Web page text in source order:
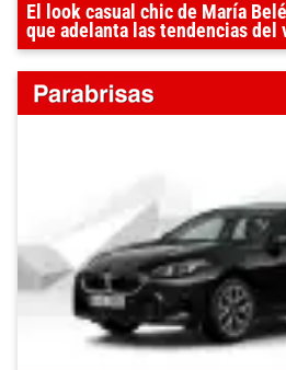
El look casual chic de María
que adelanta las tendencias del